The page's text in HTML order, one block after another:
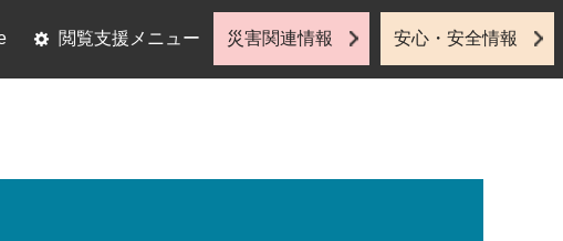
閲覧支援メニュー 災害関連情報 安心・安全情報